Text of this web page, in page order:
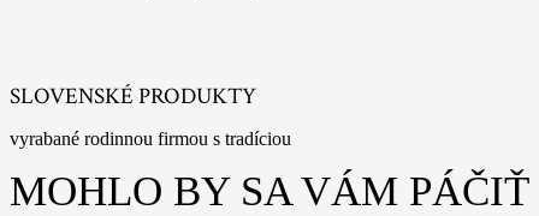
SLOVENSKÉ PRODUKTY
vyrabané rodinnou firmou s tradíciou
MOHLO BY SA VÁM PÁČIŤ